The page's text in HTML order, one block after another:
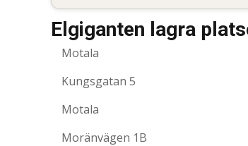
Elgiganten lagra
Motala
Kungsgatan 5
Motala
Moränvägen 1B